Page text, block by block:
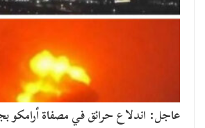
عاجل: اندلاع حرائق في مصفاة أرامكو